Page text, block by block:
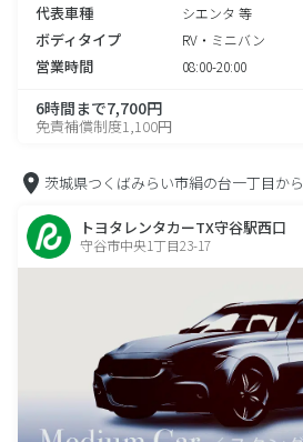
代表車種 シエンタ 等
ボディタイプ RV・ミニバン
営業時間 08:00-20:00
6時間まで7,700円
免責補償制度1,100円
茨城県つくばみらい市絹の台一丁目から
トヨタレンタカーTX守谷駅西口
守谷市中央1丁目23-17